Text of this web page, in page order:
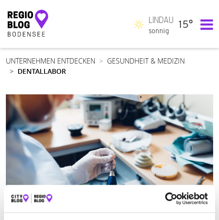
Hauptnavigation
LINDAU
sonnig
15°
UNTERNEHMEN ENTDECKEN
GESUNDHEIT & MEDIZIN
DENTALLABOR